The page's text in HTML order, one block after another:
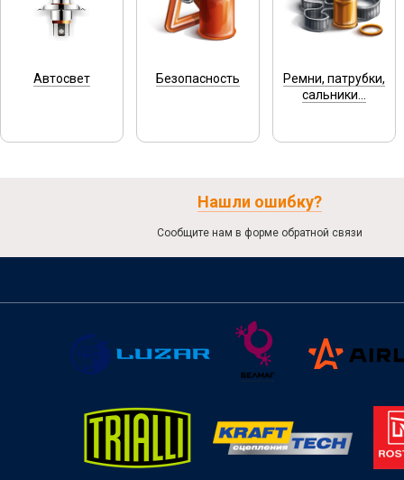
Автосвет Безопасность
Ремни, патрубки,
сальники...
Нашли ошибку?
Сообщите нам в форме обратной связи